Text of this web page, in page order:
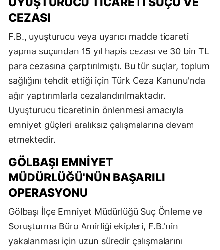
CEZASI
F.B., uyuşturucu veya uyarıcı madde ticareti
yapma suçundan 15 yıl hapis cezası ve 30 bin TL
para cezasına çarptırılmıştı. Bu tür suçlar, toplum
sağlığını tehdit ettiği için Türk Ceza Kanunu'nda
ağır yaptırımlarla cezalandırılmaktadır.
Uyuşturucu ticaretinin önlenmesi amacıyla
emniyet güçleri aralıksız çalışmalarına devam
etmektedir.
GÖLBAŞI EMNIYET
MÜDÜRLÜĞÜ'NÜN BAŞARILI
OPERASYONU
Gölbaşı İlçe Emniyet Müdürlüğü Suç Önleme ve
Soruşturma Büro Amirliği ekipleri, F.B.'nin
yakalanması için uzun süredir çalışmalarını